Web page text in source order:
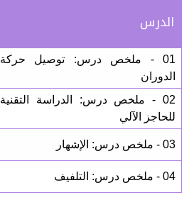
الدرس
01 - ملخص درس: توصيل حركة
الدوران
02 - ملخص درس: الدراسة التقنية
للحاجز الآلي
03 - ملخص درس: الإشهار
04 - ملخص درس: التلفيف